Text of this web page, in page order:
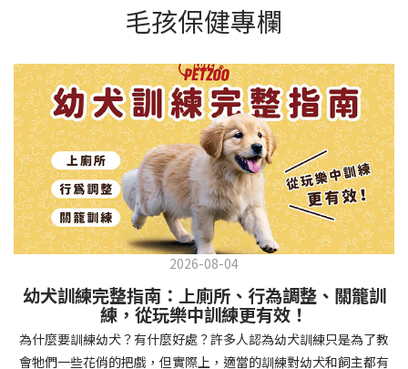
毛孩保健專欄
2026-08-04
幼犬訓練完整指南：上廁所、行為調整、關籠訓
練，從玩樂中訓練更有效！
為什麼要訓練幼犬？有什麼好處？許多人認為幼犬訓練只是為了教
會牠們一些花俏的把戲，但實際上，適當的訓練對幼犬和飼主都有